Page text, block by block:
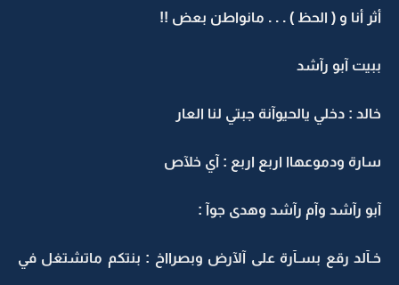
أثر أنا و ( الحظ ) . . . مانواطن بعض !!
ببيت آبو رآشد
خالد : دخلي يالحيوآنة جبتي لنا العار
سارة ودموعهاا اربع اربع : آي خلآص
آبو رآشد وآم رآشد وهدى جوآ :
خـآلد رقع بسـآرة على آلآرض وبصرااخ : بنتكم ماتشتغل في